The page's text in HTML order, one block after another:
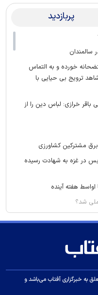
پربازدید
خورده و به التماس
ترویج بی حیایی با
خرازی: لباس دین را از
مشترکین کشاورزی
طی ۳۰۰ روز آتش بس در غزه به شهادت رسیده
هفته آینده
شد؟
شد
به خبرگزاری آفتاب می‌باشد و